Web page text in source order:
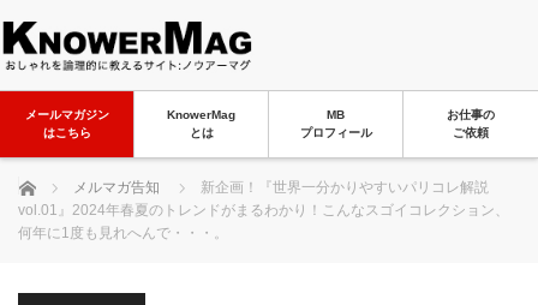
メールマガジン
はこちら
KnowerMag
とは
MB
プロフィール
お仕事の
ご依頼
ホーム メルマガ告知
新企画！『世界一分かりやすいパリコレ解説
vol.01』2024年春夏のトレンドがまるわかり！こんなスゴイコレクション、
何年に1度も見れへんで・・・。